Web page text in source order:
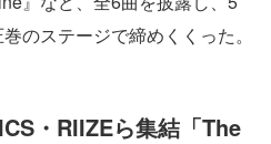
のステージで締めくくった。
・RIIZEら集結「The